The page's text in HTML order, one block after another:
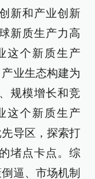
新和产业创新
新质生产力高
这个新质生产
业生态构建为
规模增长和竞
这个新质生产
导区，探索打
堵点卡点。综
逼、市场机制